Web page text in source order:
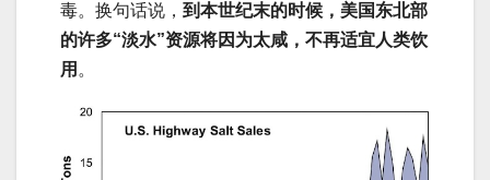
毒。换句话说， 到本世纪末的时候，美国东北部
的许多“淡水”资源将因为太咸，不再适宜人类饮
用 。